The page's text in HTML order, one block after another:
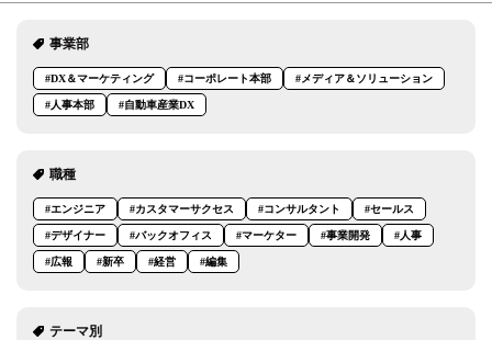
事業部
#DX＆マーケティング #コーポレート本部 #メディア＆ソリューション
#人事本部 #自動車産業DX
職種
#エンジニア #カスタマーサクセス #コンサルタント #セールス
#デザイナー #バックオフィス #マーケター #事業開発 #人事
#広報 #新卒 #経営 #編集
テーマ別